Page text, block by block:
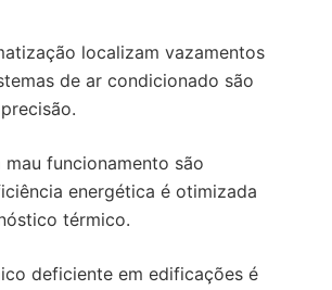
localizam vazamentos
de ar condicionado são
mau funcionamento são
energética é otimizada
térmico.
deficiente em edificações é